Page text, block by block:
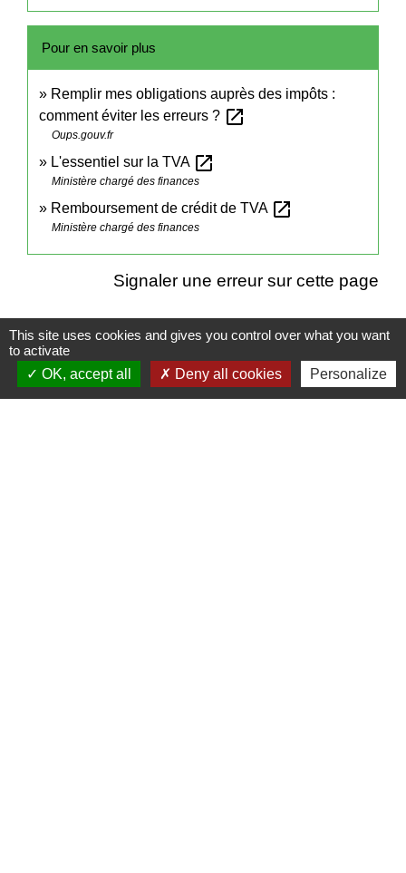
Pour en savoir plus
Remplir mes obligations auprès des impôts :
comment éviter les erreurs ? open_in_new
Oups.gouv.fr
L'essentiel sur la TVA open_in_new
Ministère chargé des finances
Remboursement de crédit de TVA open_in_new
Ministère chargé des finances
Signaler une erreur sur cette page
Contactez votre mairie
This site uses cookies and gives you control over what you want
to activate
OK, accept all
Deny all cookies Personalize